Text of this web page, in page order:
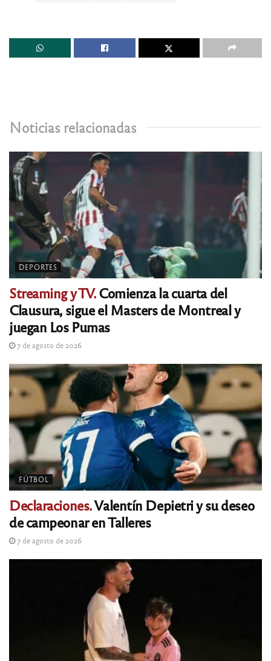
Noticias relacionadas
DEPORTES
Streaming y TV.Comienza la cuarta del
Clausura, sigue el Masters de Montreal y
juegan Los Pumas
7 de agosto de 2026
FÚTBOL
Declaraciones.Valentín Depietri y su deseo
de campeonar en Talleres
7 de agosto de 2026